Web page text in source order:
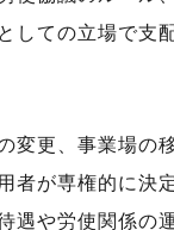
しての立場で支
変更、事業場の
者が専権的に決
遇や労使関係の